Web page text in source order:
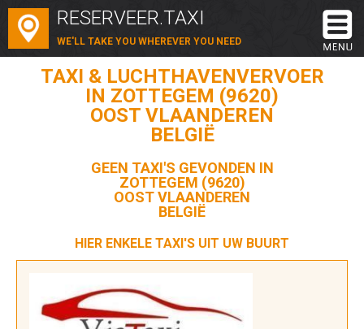
RESERVEER.TAXI
WE'LL TAKE YOU WHEREVER YOU NEED
TAXI & LUCHTHAVENVERVOER
IN ZOTTEGEM (9620)
OOST VLAANDEREN
BELGIË
GEEN TAXI'S GEVONDEN IN
ZOTTEGEM (9620)
OOST VLAANDEREN
BELGIË
HIER ENKELE TAXI'S UIT UW BUURT